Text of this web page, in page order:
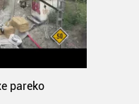
pareko